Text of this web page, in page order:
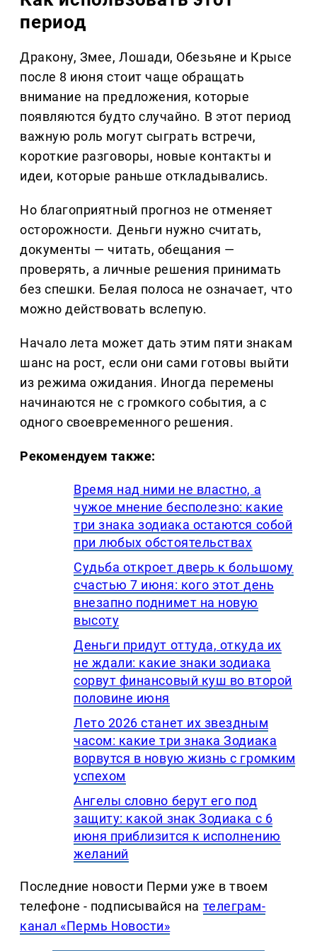
период
Дракону, Змее, Лошади, Обезьяне и Крысе
после 8 июня стоит чаще обращать
внимание на предложения, которые
появляются будто случайно. В этот период
важную роль могут сыграть встречи,
короткие разговоры, новые контакты и
идеи, которые раньше откладывались.
Но благоприятный прогноз не отменяет
осторожности. Деньги нужно считать,
документы — читать, обещания —
проверять, а личные решения принимать
без спешки. Белая полоса не означает, что
можно действовать вслепую.
Начало лета может дать этим пяти знакам
шанс на рост, если они сами готовы выйти
из режима ожидания. Иногда перемены
начинаются не с громкого события, а с
одного своевременного решения.
Рекомендуем также:
Время над ними не властно, а
чужое мнение бесполезно: какие
три знака зодиака остаются собой
при любых обстоятельствах
Судьба откроет дверь к большому
счастью 7 июня: кого этот день
внезапно поднимет на новую
высоту
Деньги придут оттуда, откуда их
не ждали: какие знаки зодиака
сорвут финансовый куш во второй
половине июня
Лето 2026 станет их звездным
часом: какие три знака Зодиака
ворвутся в новую жизнь с громким
успехом
Ангелы словно берут его под
защиту: какой знак Зодиака с 6
июня приблизится к исполнению
желаний
Последние новости Перми уже в твоем
телефоне - подписывайся на телеграм-
канал «Пермь Новости»